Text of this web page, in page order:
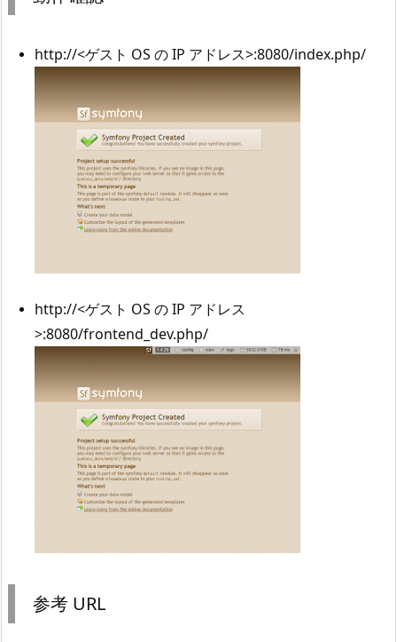
http://<ゲスト OS の IP アドレス>:8080/index.php/
http://<ゲスト OS の IP アドレス
>:8080/frontend_dev.php/
参考 URL